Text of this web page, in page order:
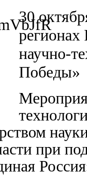
30
научно-
Победы»
при